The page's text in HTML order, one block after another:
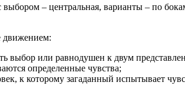
выбором – центральная, варианты – по
движением:
выбор или равнодушен к двум
определенные чувства;
к которому загаданный испытывает